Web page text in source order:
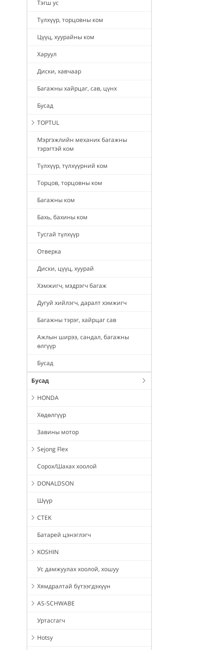
Тэгш ус
Түлхүүр, торцовны ком
Цүүц, хуурайны ком
Харуул
Диски, хавчаар
Багажны хайрцаг, сав, цүнх
Бусад
TOPTUL
Мэргэжлийн механик багажны
тэрэгтэй ком
Түлхүүр, түлхүүрний ком
Торцов, торцовны ком
Багажны ком
Бахь, бахины ком
Тусгай түлхүүр
Отверка
Диски, цүүц, хуурай
Хэмжигч, мэдрэгч багаж
Дугуй хийлэгч, даралт хэмжигч
Багажны тэрэг, хайрцаг сав
Ажлын ширээ, сандал, багажны
өлгүүр
Бусад
Бусад
HONDA
Хөдөлгүүр
Завины мотор
Sejong Flex
Сорох/Шахах хоолой
DONALDSON
Шүүр
CTEK
Батарей цэнэглэгч
KOSHIN
Ус дамжуулах хоолой, хошуу
Хямдралтай бүтээгдэхүүн
AS-SCHWABE
Уртасгагч
Hotsy